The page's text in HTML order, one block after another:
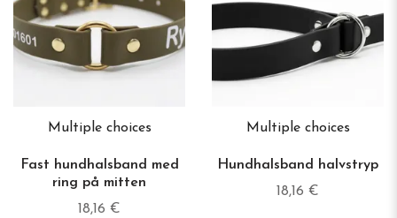
Multiple choices
Fast hundhalsband med
ring på mitten
18,16 €
Multiple choices
Hundhalsband halvstryp
18,16 €